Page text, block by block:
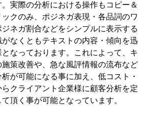
実際の分析における操作もコピー＆
クのみ、ポジネガ表現・各品詞のワ
ネガ割合などをシンプルに表示する
なくともテキストの内容・傾向を迅
なっております。これによって、キ
策改善や、急な風評情報の流布など
が可能になる事に加え、低コスト・
クライアント企業様に顧客分析を定
頂く事が可能となっています。